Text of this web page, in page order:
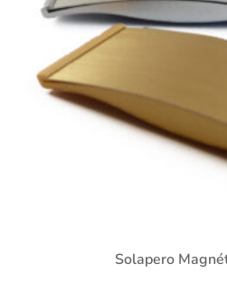
Solapero